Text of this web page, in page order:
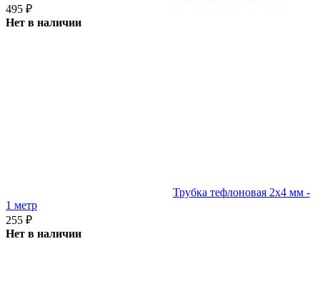
495 ₽
Нет в наличии
Трубка тефлоновая 2х4 мм -
1 метр
255 ₽
Нет в наличии